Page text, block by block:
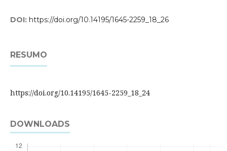
DOI: https://doi.org/10.14195/1645-2259_18_26
RESUMO
https://doi.org/10.14195/1645-2259_18_24
DOWNLOADS